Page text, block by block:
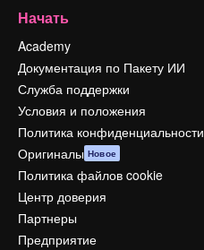
Начать
Academy
Документация по Пакету ИИ
Служба поддержки
Условия и положения
Политика конфиденциальности
Оригиналы Новое
Политика файлов cookie
Центр доверия
Партнеры
Предприятие